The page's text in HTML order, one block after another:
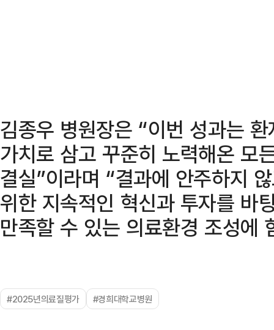
김종우 병원장은 “이번 성과는
가치로 삼고 꾸준히 노력해온 모
결실”이라며 “결과에 안주하지
위한 지속적인 혁신과 투자를 바
만족할 수 있는 의료환경 조성에
#2025년의료질평가 #경희대학교병원